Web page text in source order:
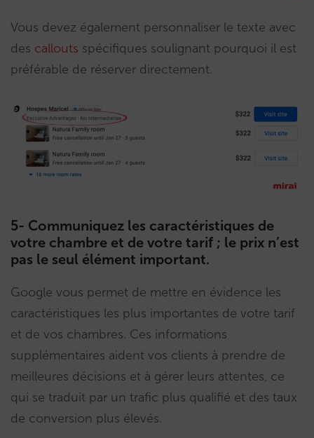
Vous devez également personnaliser le texte avec
des callouts spécifiques soulignant pourquoi il est
préférable de réserver directement.
5- Communiquez les caractéristiques de
votre chambre et de votre tarif ; le prix n’est
pas le seul élément important.
Google vous permet de mettre en évidence les
caractéristiques les plus importantes de votre tarif
et de vos chambres. Ces informations
supplémentaires aident vos clients à prendre de
meilleures décisions et à gérer leurs attentes, ce
qui se traduit par un trafic plus qualifié et des taux
de conversion plus élevés.